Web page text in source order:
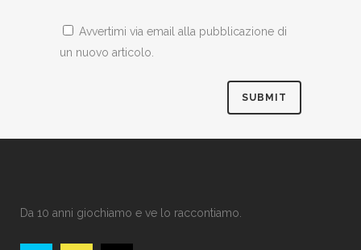
Avvertimi via email alla pubblicazione di
un nuovo articolo.
Da 10 anni giochiamo e ve lo raccontiamo.